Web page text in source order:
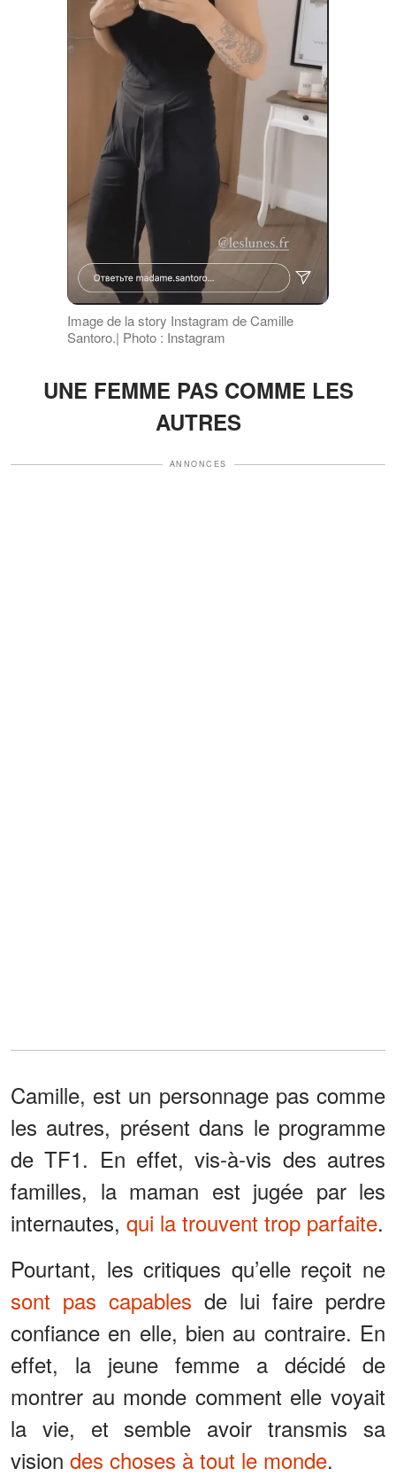
Image de la story Instagram de Camille
Santoro.| Photo : Instagram
UNE FEMME PAS COMME LES
AUTRES
ANNONCES
Camille, est un personnage pas comme
les autres, présent dans le programme
de TF1. En effet, vis-à-vis des autres
familles, la maman est jugée par les
internautes, qui la trouvent trop parfaite.
Pourtant, les critiques qu’elle reçoit ne
sont pas capables de lui faire perdre
confiance en elle, bien au contraire. En
effet, la jeune femme a décidé de
montrer au monde comment elle voyait
la vie, et semble avoir transmis sa
vision des choses à tout le monde.